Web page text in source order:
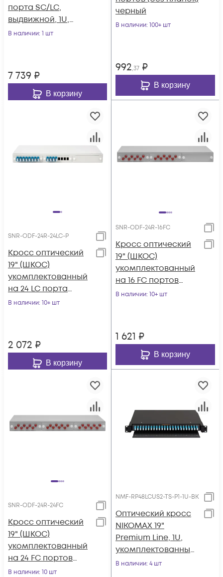
порта SC/LC,
выдвижной, 1U,
черный
В наличии: 1 шт
7 739 ₽
В корзину
черный
В наличии: 100+ шт
992,37 ₽
В корзину
SNR-ODF-24R-24LC-P
Кросс оптический
19" (ШКОС)
укомплектованный
на 24 LC порта
(комплект с
В наличии: 10+ шт
2 072 ₽
В корзину
SNR-ODF-24R-16FC
Кросс оптический
19" (ШКОС)
укомплектованный
на 16 FC портов
(комплект с
В наличии: 10+ шт
1 621 ₽
В корзину
SNR-ODF-24R-24FC
Кросс оптический
19" (ШКОС)
укомплектованный
на 24 FC портов
(комплект с
В наличии: 10 шт
NMF-RP48LCUS2-TS-P1-1U-BK
Оптический кросс
NIKOMAX 19"
Premium Line, 1U,
укомплектованный
на 48 портов
В наличии: 4 шт